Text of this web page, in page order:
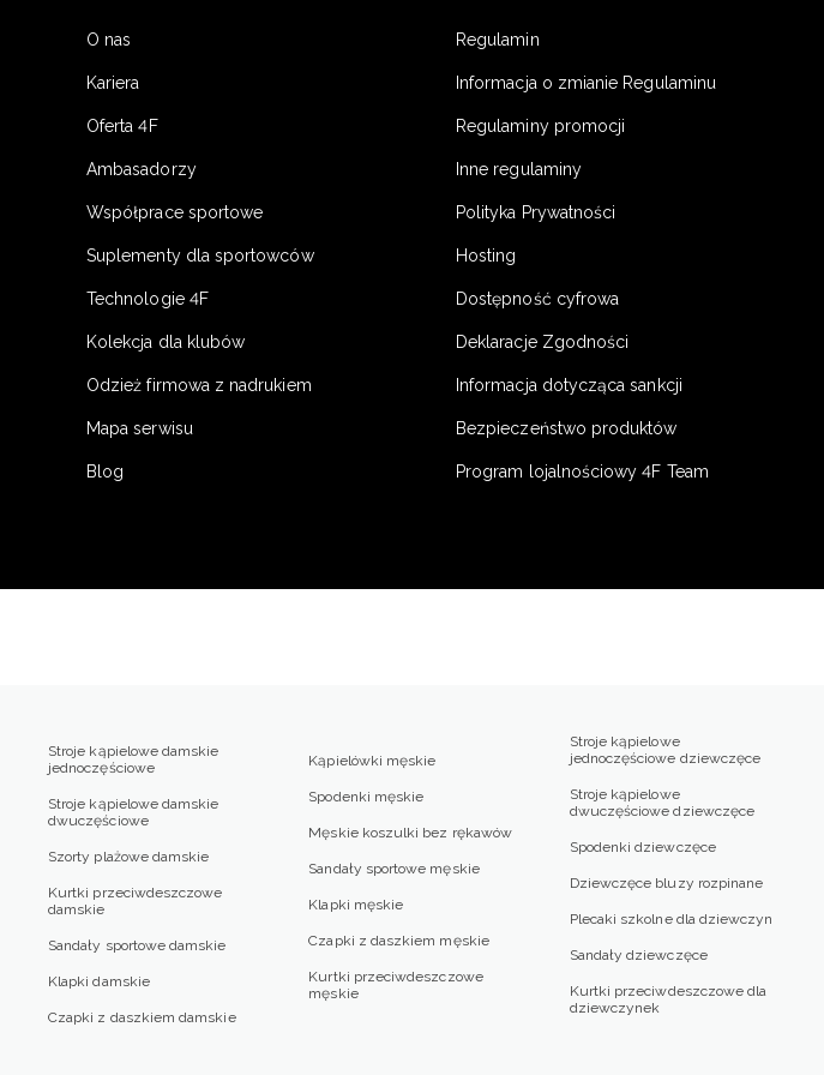
O nas
Kariera
Oferta 4F
Ambasadorzy
Współprace sportowe
Suplementy dla sportowców
Technologie 4F
Kolekcja dla klubów
Odzież firmowa z nadrukiem
Mapa serwisu
Blog
Regulamin
Informacja o zmianie Regulaminu
Regulaminy promocji
Inne regulaminy
Polityka Prywatności
Hosting
Dostępność cyfrowa
Deklaracje Zgodności
Informacja dotycząca sankcji
Bezpieczeństwo produktów
Program lojalnościowy 4F Team
Stroje kąpielowe damskie
jednoczęściowe
Stroje kąpielowe damskie
dwuczęściowe
Szorty plażowe damskie
Kurtki przeciwdeszczowe
damskie
Sandały sportowe damskie
Klapki damskie
Czapki z daszkiem damskie
Kąpielówki męskie
Spodenki męskie
Męskie koszulki bez rękawów
Sandały sportowe męskie
Klapki męskie
Czapki z daszkiem męskie
Kurtki przeciwdeszczowe
męskie
Stroje kąpielowe
jednoczęściowe dziewczęce
Stroje kąpielowe
dwuczęściowe dziewczęce
Spodenki dziewczęce
Dziewczęce bluzy rozpinane
Plecaki szkolne dla dziewczyn
Sandały dziewczęce
Kurtki przeciwdeszczowe dla
dziewczynek